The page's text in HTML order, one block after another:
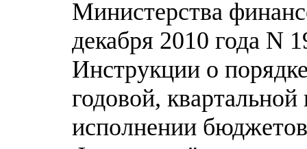
Министерства
декабря 2010 года N
Инструкции о
годовой,
исполнении